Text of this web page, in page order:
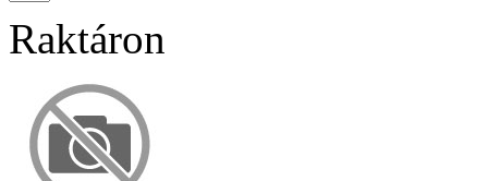
Raktáron